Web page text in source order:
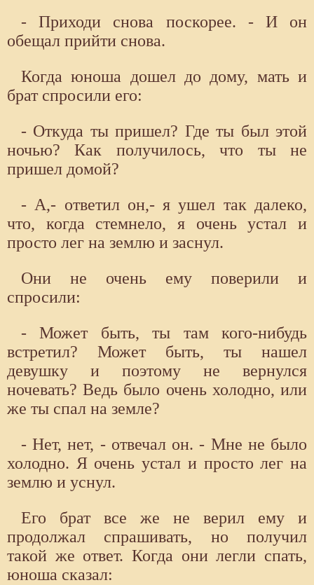
- Приходи снова поскорее. - И он
обещал прийти снова.
Когда юноша дошел до дому, мать и
брат спросили его:
- Откуда ты пришел? Где ты был этой
ночью? Как получилось, что ты не
пришел домой?
- А,- ответил он,- я ушел так далеко,
что, когда стемнело, я очень устал и
просто лег на землю и заснул.
Они не очень ему поверили и
спросили:
- Может быть, ты там кого-нибудь
встретил? Может быть, ты нашел
девушку и поэтому не вернулся
ночевать? Ведь было очень холодно, или
же ты спал на земле?
- Нет, нет, - отвечал он. - Мне не было
холодно. Я очень устал и просто лег на
землю и уснул.
Его брат все же не верил ему и
продолжал спрашивать, но получил
такой же ответ. Когда они легли спать,
юноша сказал: